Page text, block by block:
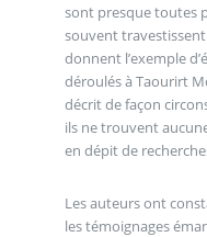
sont presque toutes
souvent
donnent l’exemple
déroulés à Taourirt
décrit de façon
ils ne trouvent
en dépit de
Les auteurs ont
les témoignages